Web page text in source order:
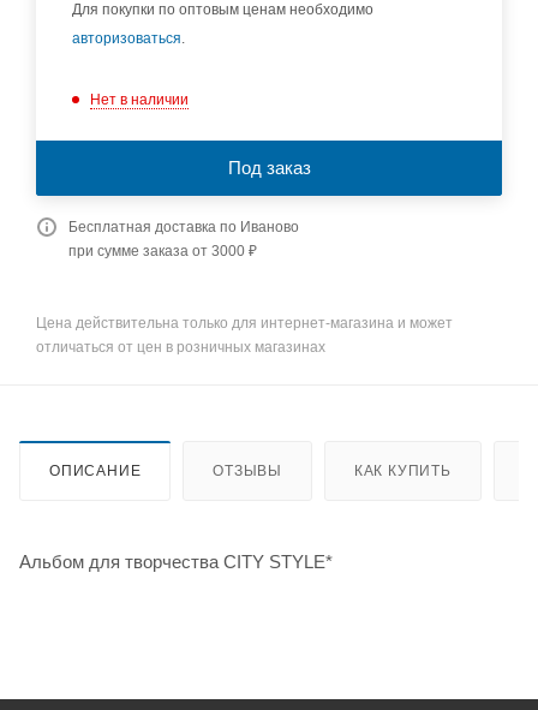
Для покупки по оптовым ценам необходимо
авторизоваться.
Нет в наличии
Под заказ
Бесплатная доставка по Иваново
при сумме заказа от 3000 ₽
Цена действительна только для интернет-магазина и может
отличаться от цен в розничных магазинах
ОПИСАНИЕ ОТЗЫВЫ КАК КУПИТЬ
Альбом для творчества CITY STYLE*